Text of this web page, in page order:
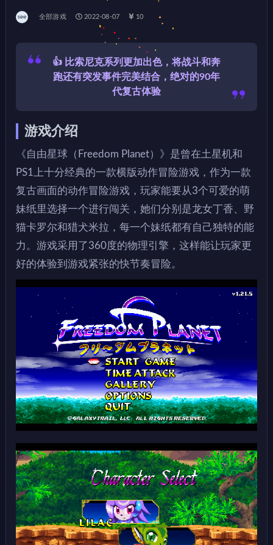
全部游戏 2022-08-07 10
👍 比索尼克系列更加出色，将战斗和奔
跑还有突发事件完美结合，绝对的90年
代复古体验
游戏介绍
《自由星球（Freedom Planet）》是曾在土星机和
PS1上十分经典的一款横版动作冒险游戏，作为一款
复古画面的动作冒险游戏，玩家能要从3个可爱的萌
妹纸里选择一个进行闯关，她们分别是龙女丁香、野
猫卡罗尔和猎犬米拉，每一个妹纸都有自己独特的能
力。游戏采用了360度的物理引擎，这样能让玩家更
好的体验到游戏紧张的快节奏冒险。